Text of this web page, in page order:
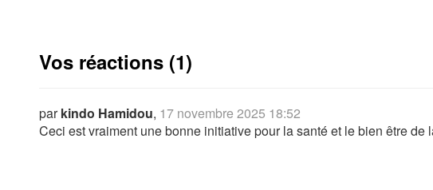
Vos réactions (1)
parkindo Hamidou, 17 novembre 2025 18:52
Ceci est vraiment une bonne initiative pour la santé et le bien être de